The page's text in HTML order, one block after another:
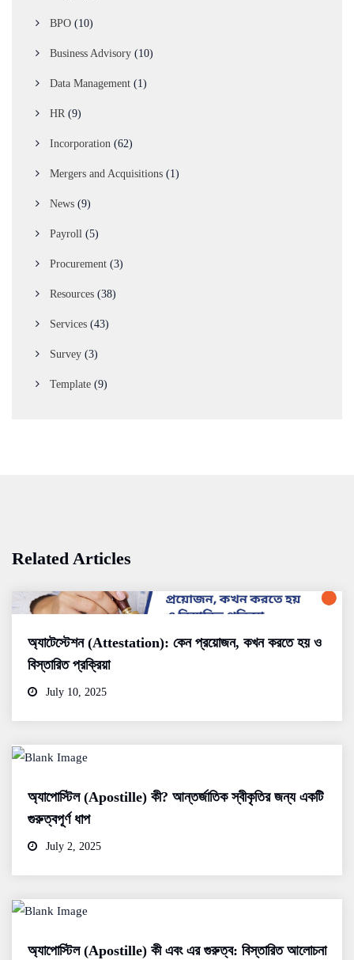
BPO (10)
Business Advisory (10)
Data Management (1)
HR (9)
Incorporation (62)
Mergers and Acquisitions (1)
News (9)
Payroll (5)
Procurement (3)
Resources (38)
Services (43)
Survey (3)
Template (9)
Related Articles
অ্যাটেস্টেশন (Attestation): কেন প্রয়োজন, কখন করতে হয় ও
বিস্তারিত প্রক্রিয়া
July 10, 2025
অ্যাপোস্টিল (Apostille) কী? আন্তর্জাতিক স্বীকৃতির জন্য একটি
গুরুত্বপূর্ণ ধাপ
July 2, 2025
অ্যাপোস্টিল (Apostille) কী এবং এর গুরুত্ব: বিস্তারিত আলোচনা